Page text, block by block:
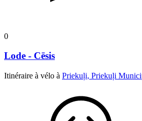
0
Lode - Cēsis
Itinéraire à vélo à Priekuļi, Priekuļi